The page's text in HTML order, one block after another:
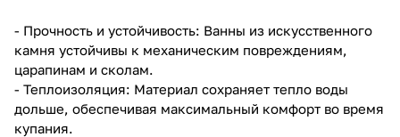
- Прочность и устойчивость: Ванны из искусственного
камня устойчивы к механическим повреждениям,
царапинам и сколам.
- Теплоизоляция: Материал сохраняет тепло воды
дольше, обеспечивая максимальный комфорт во время
купания.